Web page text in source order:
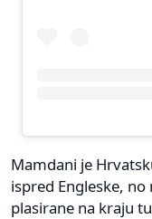
Mamdani je
ispred Engleske,
plasirane na kraju